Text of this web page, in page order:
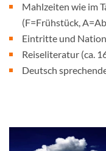
Mahlzeiten wie im
(F=Frühstück,
Eintritte und
Reiseliteratur (ca.
Deutsch